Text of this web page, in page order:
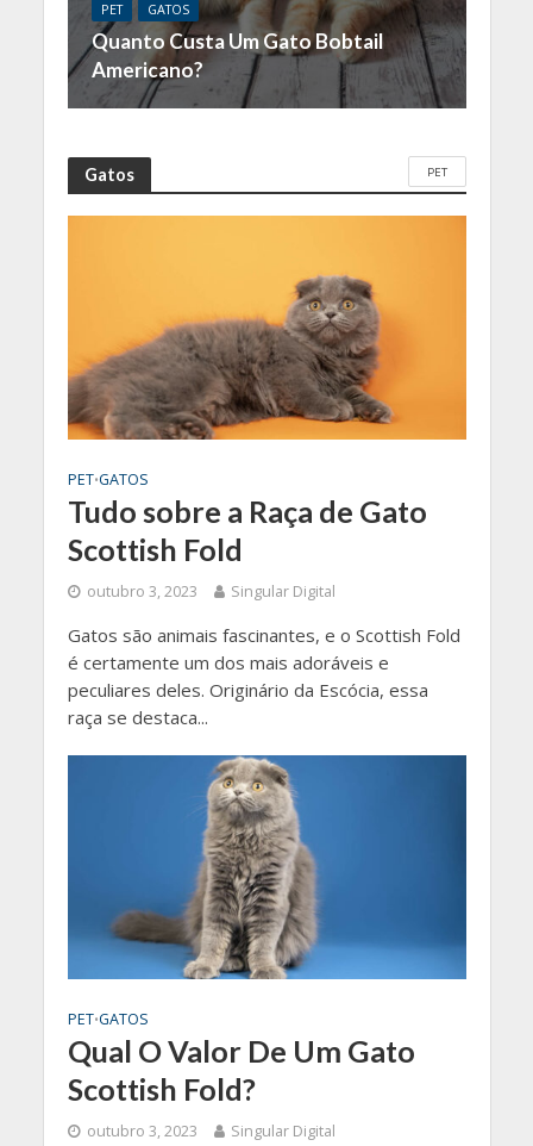
PET GATOS
Quanto Custa Um Gato Bobtail
Americano?
Gatos PET
PET•GATOS
Tudo sobre a Raça de Gato
Scottish Fold
outubro 3, 2023 Singular Digital
Gatos são animais fascinantes, e o Scottish Fold
é certamente um dos mais adoráveis e
peculiares deles. Originário da Escócia, essa
raça se destaca...
PET•GATOS
Qual O Valor De Um Gato
Scottish Fold?
outubro 3, 2023 Singular Digital